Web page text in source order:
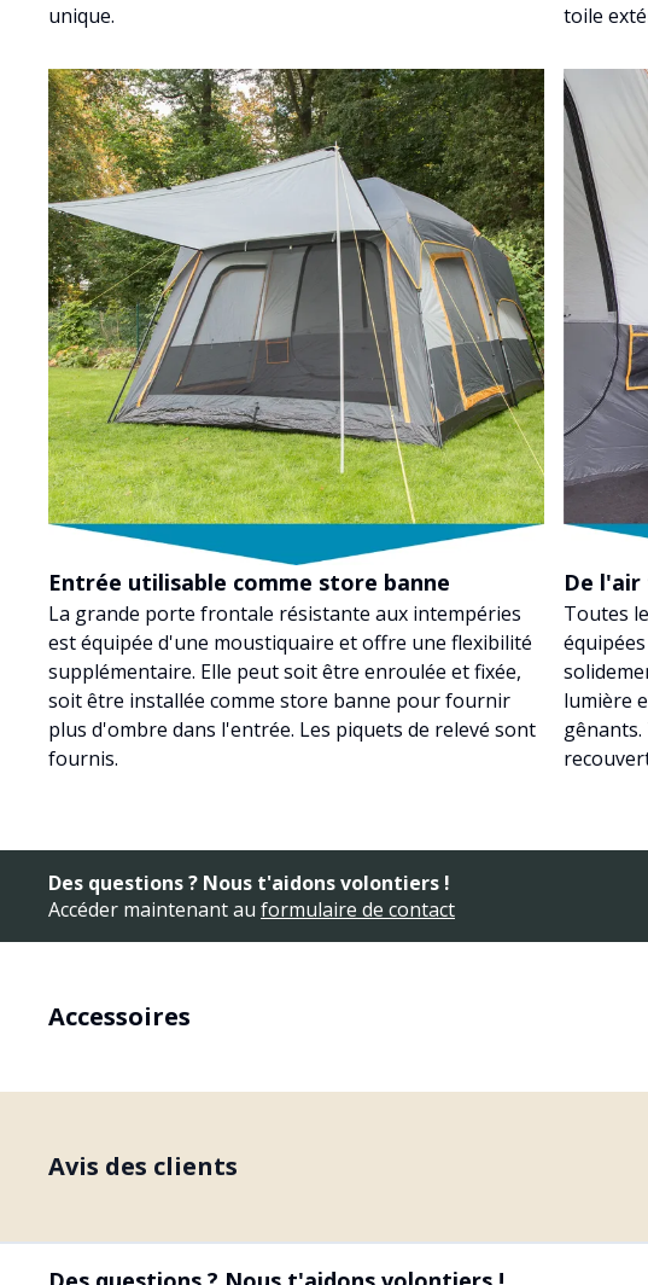
unique.
toile
Entrée utilisable comme store banne
La grande porte frontale résistante aux intempéries
est équipée d'une moustiquaire et offre une flexibilité
supplémentaire. Elle peut soit être enroulée et fixée,
soit être installée comme store banne pour fournir
plus d'ombre dans l'entrée. Les piquets de relevé sont
fournis.
De l'air
Toutes
lumière
Des questions ? Nous t'aidons volontiers !
Accéder maintenant au formulaire de contact
Accessoires
Avis des clients